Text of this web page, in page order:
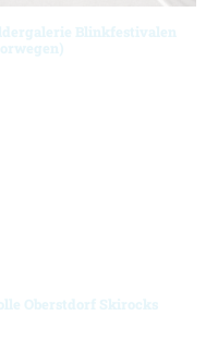
Blinkfestivalen
Oberstdorf Skirocks